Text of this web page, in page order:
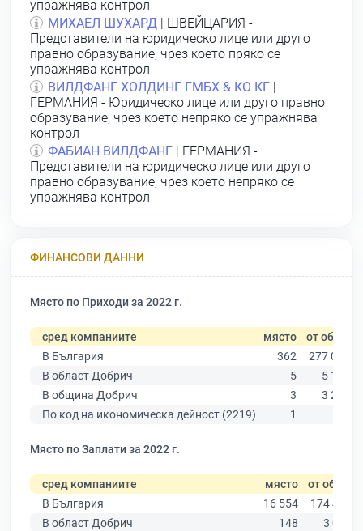
упражнява контрол
МИХАЕЛ ШУХАРД | ШВЕЙЦАРИЯ -
Представители на юридическо лице или друго
правно образувание, чрез което пряко се
упражнява контрол
ВИЛДФАНГ ХОЛДИНГ ГМБХ & КО КГ
ГЕРМАНИЯ - Юридическо лице или друго правно
образувание, чрез което непряко се упражнява
контрол
ФАБИАН ВИЛДФАНГ | ГЕРМАНИЯ -
Представители на юридическо лице или друго
правно образувание, чрез което непряко се
упражнява контрол
ФИНАНСОВИ ДАННИ
Място по Приходи за 2022 г.
сред компаниите място от общо
В България
362
277 019
В област Добрич
5
5 156
В община Добрич
3
3 239
По код на икономическа дейност (2219)
1
Място по Заплати за 2022 г.
сред компаниите място от общо
В България
16 554
174 403
В област Добрич
148
3 081